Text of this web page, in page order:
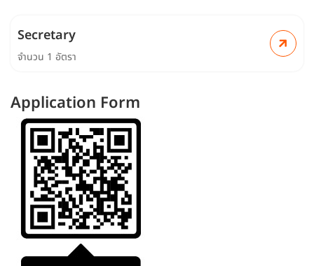
Secretary
จำนวน 1 อัตรา
Application Form